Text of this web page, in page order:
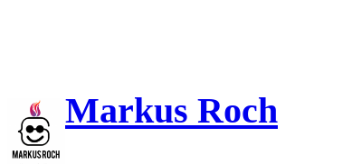
Markus Roch